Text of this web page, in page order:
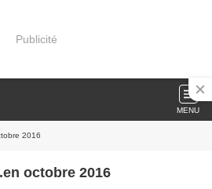
Publicité
MENU
2016
octobre 2016